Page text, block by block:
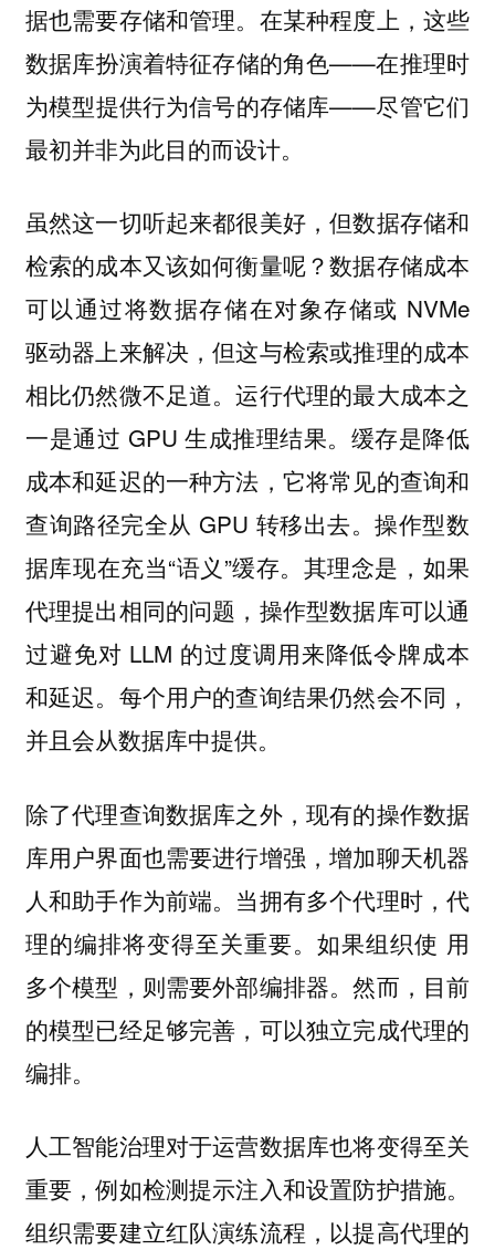
据也需要存储和管理。在某种程度上，这些
数据库扮演着特征存储的角色——在推理时
为模型提供行为信号的存储库——尽管它们
最初并非为此目的而设计。
虽然这一切听起来都很美好，但数据存储和
检索的成本又该如何衡量呢？数据存储成本
可以通过将数据存储在对象存储或 NVMe
驱动器上来解决，但这与检索或推理的成本
相比仍然微不足道。运行代理的最大成本之
一是通过 GPU 生成推理结果。缓存是降低
成本和延迟的一种方法，它将常见的查询和
查询路径完全从 GPU 转移出去。操作型数
据库现在充当“语义”缓存。其理念是，如果
代理提出相同的问题，操作型数据库可以通
过避免对 LLM 的过度调用来降低令牌成本
和延迟。每个用户的查询结果仍然会不同，
并且会从数据库中提供。
除了代理查询数据库之外，现有的操作数据
库用户界面也需要进行增强，增加聊天机器
人和助手作为前端。当拥有多个代理时，代
理的编排将变得至关重要。如果组织使 用
多个模型，则需要外部编排器。然而，目前
的模型已经足够完善，可以独立完成代理的
编排。
人工智能治理对于运营数据库也将变得至关
重要，例如检测提示注入和设置防护措施。
组织需要建立红队演练流程，以提高代理的